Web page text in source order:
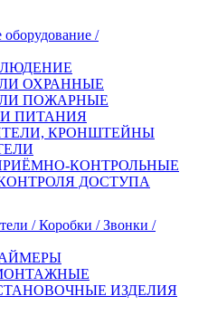
/
ОХРАННЫЕ
ПОЖАРНЫЕ
ПИТАНИЯ
КРОНШТЕЙНЫ
КОНТРОЛЬНЫЕ
ДОСТУПА
/ Коробки / Звонки /
ИЗДЕЛИЯ